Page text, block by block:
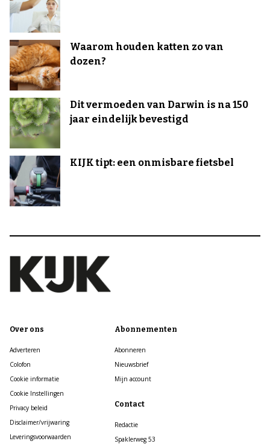
Waarom houden katten zo van
dozen?
Dit vermoeden van Darwin is na 150
jaar eindelijk bevestigd
KIJK tipt: een onmisbare fietsbel
Over ons
Adverteren
Colofon
Cookie informatie
Cookie Instellingen
Privacy beleid
Disclaimer/vrijwaring
Leveringsvoorwaarden
Abonnementen
Abonneren
Nieuwsbrief
Mijn account
Contact
Redactie
Spaklerweg 53